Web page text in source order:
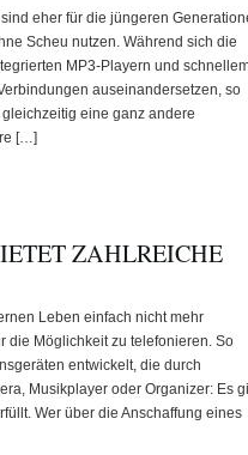
eher für die jüngeren
Scheu nutzen. Während sich die
MP3-Playern und
auseinandersetzen, so
eine ganz andere
[…]
ZAHLREICHE
Leben einfach nicht mehr
die Möglichkeit zu telefonieren. So
entwickelt, die durch
Musikplayer oder Organizer: Es
Wer über die Anschaffung eines